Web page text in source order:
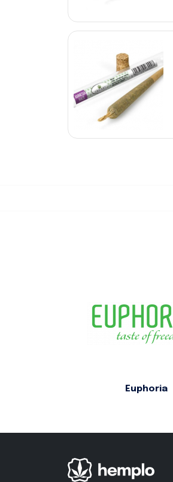
Euphoria